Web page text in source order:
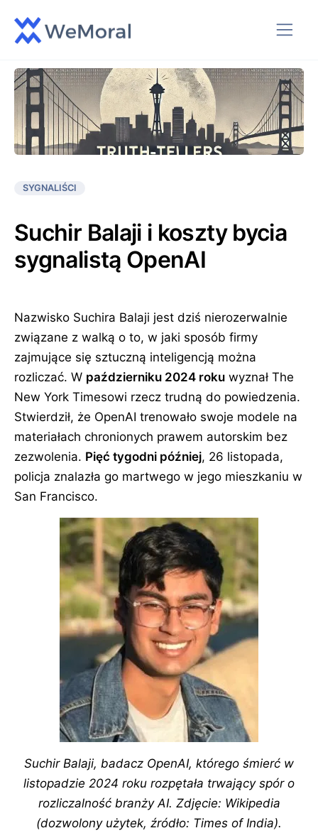
SYGNALIŚCI
Suchir Balaji i koszty bycia
sygnalistą OpenAI
Nazwisko Suchira Balaji jest dziś nierozerwalnie
związane z walką o to, w jaki sposób firmy
zajmujące się sztuczną inteligencją można
rozliczać. W październiku 2024 roku wyznał The
New York Timesowi rzecz trudną do powiedzenia.
Stwierdził, że OpenAI trenowało swoje modele na
materiałach chronionych prawem autorskim bez
zezwolenia. Pięć tygodni później, 26 listopada,
policja znalazła go martwego w jego mieszkaniu w
San Francisco.
Suchir Balaji, badacz OpenAI, którego śmierć w
listopadzie 2024 roku rozpętała trwający spór o
rozliczalność branży AI. Zdjęcie: Wikipedia
(dozwolony użytek, źródło: Times of India).